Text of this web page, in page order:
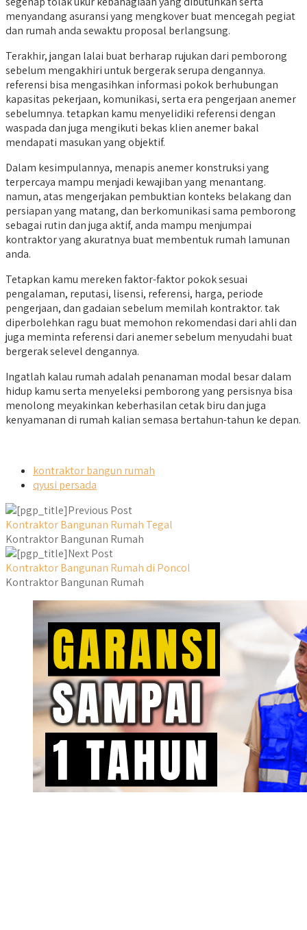
menyandang asuransi yang mengkover buat mencegah pegiat
dan rumah anda sewaktu proposal berlangsung.
Terakhir, jangan lalai buat berharap rujukan dari pemborong
sebelum mengakhiri untuk bergerak serupa dengannya.
referensi bisa mengasihkan informasi pokok berhubungan
kapasitas pekerjaan, komunikasi, serta era pengerjaan anemer
sebelumnya. tetapkan kamu menyelidiki referensi dengan
waspada dan juga mengikuti bekas klien anemer bakal
mendapati masukan yang objektif.
Dalam kesimpulannya, menapis anemer konstruksi yang
terpercaya mampu menjadi kewajiban yang menantang.
namun, atas mengerjakan pembuktian konteks belakang dan
persiapan yang matang, dan berkomunikasi sama pemborong
sebagai rutin dan juga aktif, anda mampu menjumpai
kontraktor yang akuratnya buat membentuk rumah lamunan
anda.
Tetapkan kamu mereken faktor-faktor pokok sesuai
pengalaman, reputasi, lisensi, referensi, harga, periode
pengerjaan, dan gadaian sebelum memilah kontraktor. tak
diperbolehkan ragu buat memohon rekomendasi dari ahli dan
juga meminta referensi dari anemer sebelum menyudahi buat
bergerak selevel dengannya.
Ingatlah kalau rumah adalah penanaman modal besar dalam
hidup kamu serta menyeleksi pemborong yang persisnya bisa
menolong meyakinkan keberhasilan cetak biru dan juga
kenyamanan di rumah kalian semasa bertahun-tahun ke depan.
kontraktor bangun rumah
qyusi persada
Previous Post
Kontraktor Bangunan Rumah Tegal
Kontraktor Bangunan Rumah
Next Post
Kontraktor Bangunan Rumah di Poncol
Kontraktor Bangunan Rumah